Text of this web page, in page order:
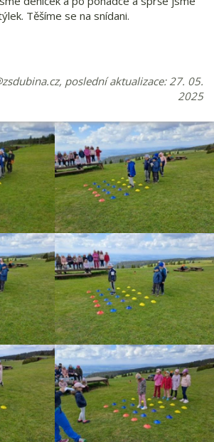
Těšíme se na snídani.
, poslední aktualizace: 27. 05.
2025